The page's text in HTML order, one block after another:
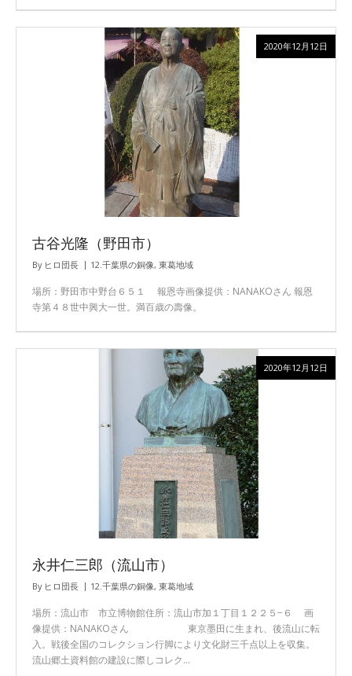
古谷光隆（野田市）
By ヒロ団長 12.千葉県の銅像, 東葛地域
場所：野田市中野台６５１ 報恩寺画像提供：NANAKOさん 報恩
寺第４８世中興大一世。満百歳の壽像。
2020年12月12日
永井仁三郎（流山市）
By ヒロ団長 12.千葉県の銅像, 東葛地域
場所：流山市 市立博物館住所：流山市加１丁目１２２５−６ 画
像提供：NANAKOさん 東京墨田に生まれ、後流山に転
入。戦後全国のコレクション行脚により文化財三千点以上を収集。
流山郷土資料館の建設に際しコレク…
2020年12月12日